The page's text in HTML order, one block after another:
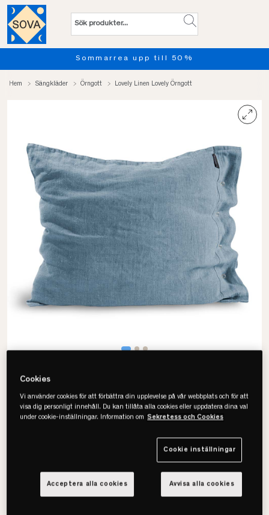
upp till 50%
Hem Sängkläder Örngott Lovely Linen Lovely Örngott
• Mjukt & slitstarkt
Cookies
Vi använder cookies för att förbättra din upplevelse på vår webbplats och för att
visa dig personligt innehåll. Du kan tillåta alla cookies eller uppdatera dina val
under cookie-inställningar. Information om Sekretess och Cookies
Cookie inställningar
Avvisa alla cookies
Acceptera alla cookies